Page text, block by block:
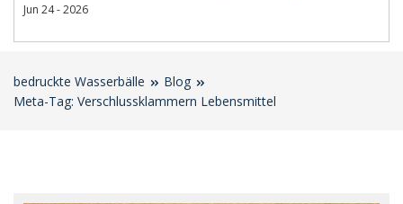
Jun 24 - 2026
bedruckte Wasserbälle
Blog
Meta-Tag: Verschlussklammern Lebensmittel